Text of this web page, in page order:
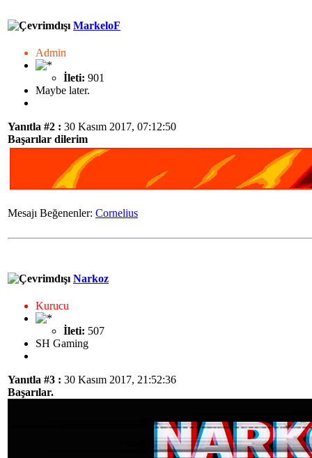
MarkeloF
Admin
İleti: 901
Maybe later.
Yanıtla #2 : 30 Kasım 2017, 07:12:50
Başarılar dilerim
Mesajı Beğenenler: Cornelius
Narkoz
Kurucu
İleti: 507
SH Gaming
Yanıtla #3 : 30 Kasım 2017, 21:52:36
Başarılar.